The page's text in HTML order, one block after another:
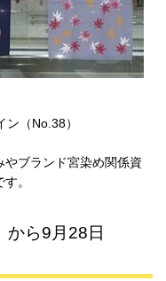
（No.38）
やブランド宮染め関係資
。
から9月28日